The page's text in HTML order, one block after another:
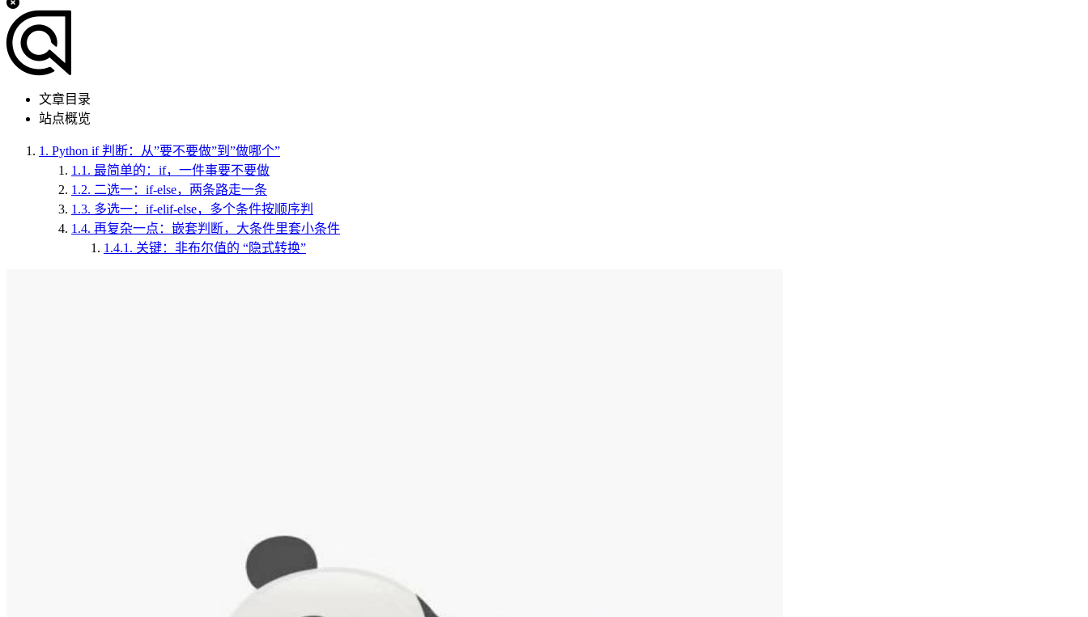
文章目录
站点概览
1. Python if 判断：从”要不要做”到”做哪个”
1.1. 最简单的：if，一件事要不要做
1.2. 二选一：if-else，两条路走一条
1.3. 多选一：if-elif-else，多个条件按顺序判
1.4. 再复杂一点：嵌套判断，大条件里套小条件
1.4.1. 关键：非布尔值的 “隐式转换”